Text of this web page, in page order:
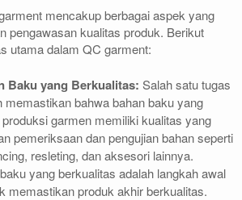
mencakup berbagai aspek yang
pengawasan kualitas produk. Berikut
utama dalam QC garment:
Baku yang Berkualitas: Salah satu tugas
memastikan bahwa bahan baku yang
garmen memiliki kualitas yang
pemeriksaan dan pengujian bahan seperti
resleting, dan aksesori lainnya.
yang berkualitas adalah langkah awal
memastikan produk akhir berkualitas.